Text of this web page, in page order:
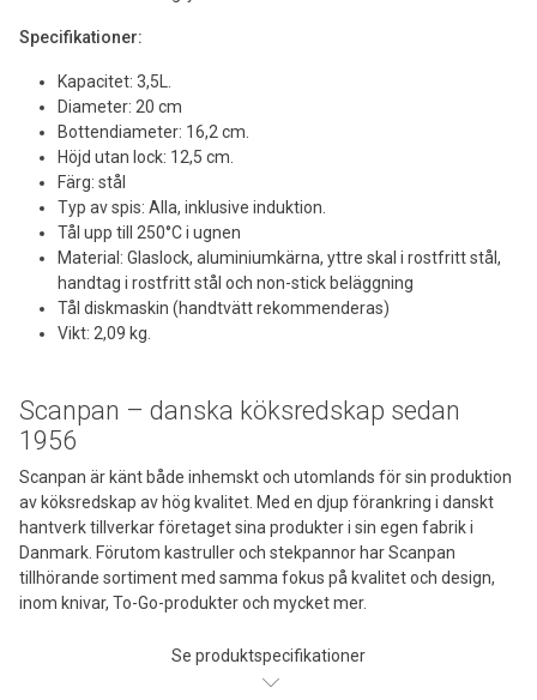
Specifikationer:
Kapacitet: 3,5L.
Diameter: 20 cm
Bottendiameter: 16,2 cm.
Höjd utan lock: 12,5 cm.
Färg: stål
Typ av spis: Alla, inklusive induktion.
Tål upp till 250°C i ugnen
Material: Glaslock, aluminiumkärna, yttre skal i rostfritt stål,
handtag i rostfritt stål och non-stick beläggning
Tål diskmaskin (handtvätt rekommenderas)
Vikt: 2,09 kg.
Scanpan – danska köksredskap sedan
1956
Scanpan är känt både inhemskt och utomlands för sin produktion
av köksredskap av hög kvalitet. Med en djup förankring i danskt
hantverk tillverkar företaget sina produkter i sin egen fabrik i
Danmark. Förutom kastruller och stekpannor har Scanpan
tillhörande sortiment med samma fokus på kvalitet och design,
inom knivar, To-Go-produkter och mycket mer.
Se produktspecifikationer